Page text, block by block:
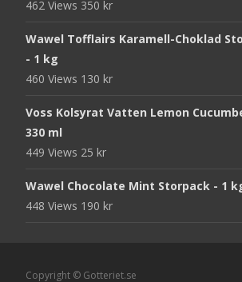
462 Views 350 kr
Wawel Tofflairs Karamell-Choklad
- 1 kg
460 Views 130 kr
Voss Kolsyrat Vatten Lemon
330 ml
449 Views 25 kr
Wawel Chocolate Mint Storpack - 1
448 Views 190 kr
Copyright © Gotteriet.se